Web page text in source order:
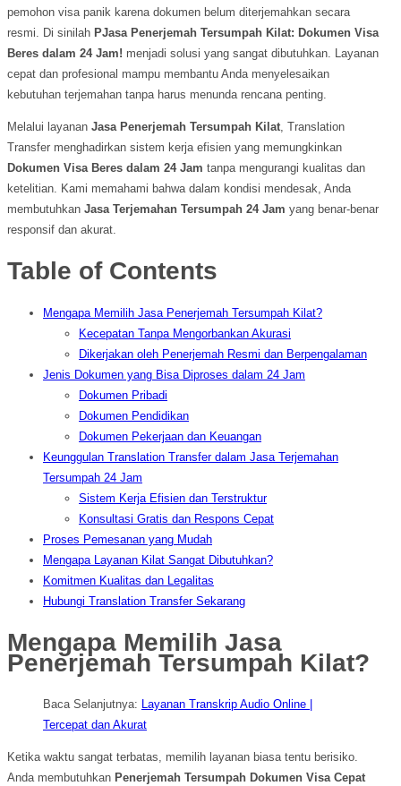
pemohon visa panik karena dokumen belum diterjemahkan secara
resmi. Di sinilah PJasa Penerjemah Tersumpah Kilat: Dokumen Visa
Beres dalam 24 Jam! menjadi solusi yang sangat dibutuhkan. Layanan
cepat dan profesional mampu membantu Anda menyelesaikan
kebutuhan terjemahan tanpa harus menunda rencana penting.
Melalui layanan Jasa Penerjemah Tersumpah Kilat, Translation
Transfer menghadirkan sistem kerja efisien yang memungkinkan
Dokumen Visa Beres dalam 24 Jam tanpa mengurangi kualitas dan
ketelitian. Kami memahami bahwa dalam kondisi mendesak, Anda
membutuhkan Jasa Terjemahan Tersumpah 24 Jam yang benar-benar
responsif dan akurat.
Table of Contents
Mengapa Memilih Jasa Penerjemah Tersumpah Kilat?
Kecepatan Tanpa Mengorbankan Akurasi
Dikerjakan oleh Penerjemah Resmi dan Berpengalaman
Jenis Dokumen yang Bisa Diproses dalam 24 Jam
Dokumen Pribadi
Dokumen Pendidikan
Dokumen Pekerjaan dan Keuangan
Keunggulan Translation Transfer dalam Jasa Terjemahan
Tersumpah 24 Jam
Sistem Kerja Efisien dan Terstruktur
Konsultasi Gratis dan Respons Cepat
Proses Pemesanan yang Mudah
Mengapa Layanan Kilat Sangat Dibutuhkan?
Komitmen Kualitas dan Legalitas
Hubungi Translation Transfer Sekarang
Mengapa Memilih Jasa
Penerjemah Tersumpah Kilat?
Baca Selanjutnya: Layanan Transkrip Audio Online |
Tercepat dan Akurat
Ketika waktu sangat terbatas, memilih layanan biasa tentu berisiko.
Anda membutuhkan Penerjemah Tersumpah Dokumen Visa Cepat